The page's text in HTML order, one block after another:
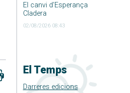
El canvi d’Esperança
Cladera
02/08/2026 08:43
El Temps
Darreres edicions